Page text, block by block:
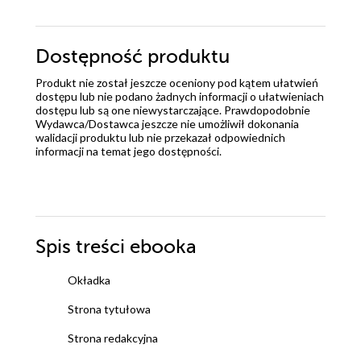
się nie lubić, zawsze najpierw myśli o innych a dopiero
później o sobie. Wakacje w Port Moody to świetna
książka, którą z przyjemnością polecam. Recenzja
pojawiła się również na moim blogu
Dostępność produktu
Produkt nie został jeszcze oceniony pod kątem ułatwień
dostępu lub nie podano żadnych informacji o ułatwieniach
dostępu lub są one niewystarczające. Prawdopodobnie
Wydawca/Dostawca jeszcze nie umożliwił dokonania
walidacji produktu lub nie przekazał odpowiednich
informacji na temat jego dostępności.
Spis treści ebooka
Okładka
Strona tytułowa
Strona redakcyjna